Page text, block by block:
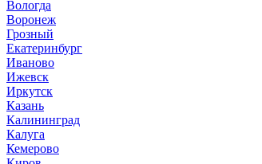
Вологда
Воронеж
Грозный
Екатеринбург
Иваново
Ижевск
Иркутск
Казань
Калининград
Калуга
Кемерово